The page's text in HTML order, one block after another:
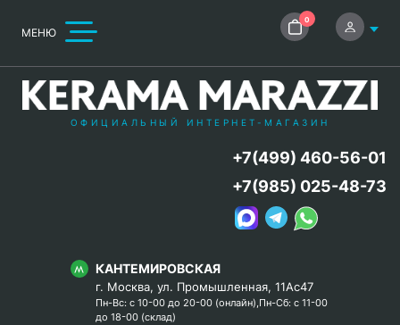
МЕНЮ
0
ОФИЦИАЛЬНЫЙ ИНТЕРНЕТ-МАГАЗИН
КАНТЕМИРОВСКАЯ
г. Москва, ул. Промышленная, 11Ас47
Пн-Вс: с 10-00 до 20-00 (онлайн),Пн-Сб: с 11-00
до 18-00 (склад)
+7(499) 460-56-01
+7(985) 025-48-73